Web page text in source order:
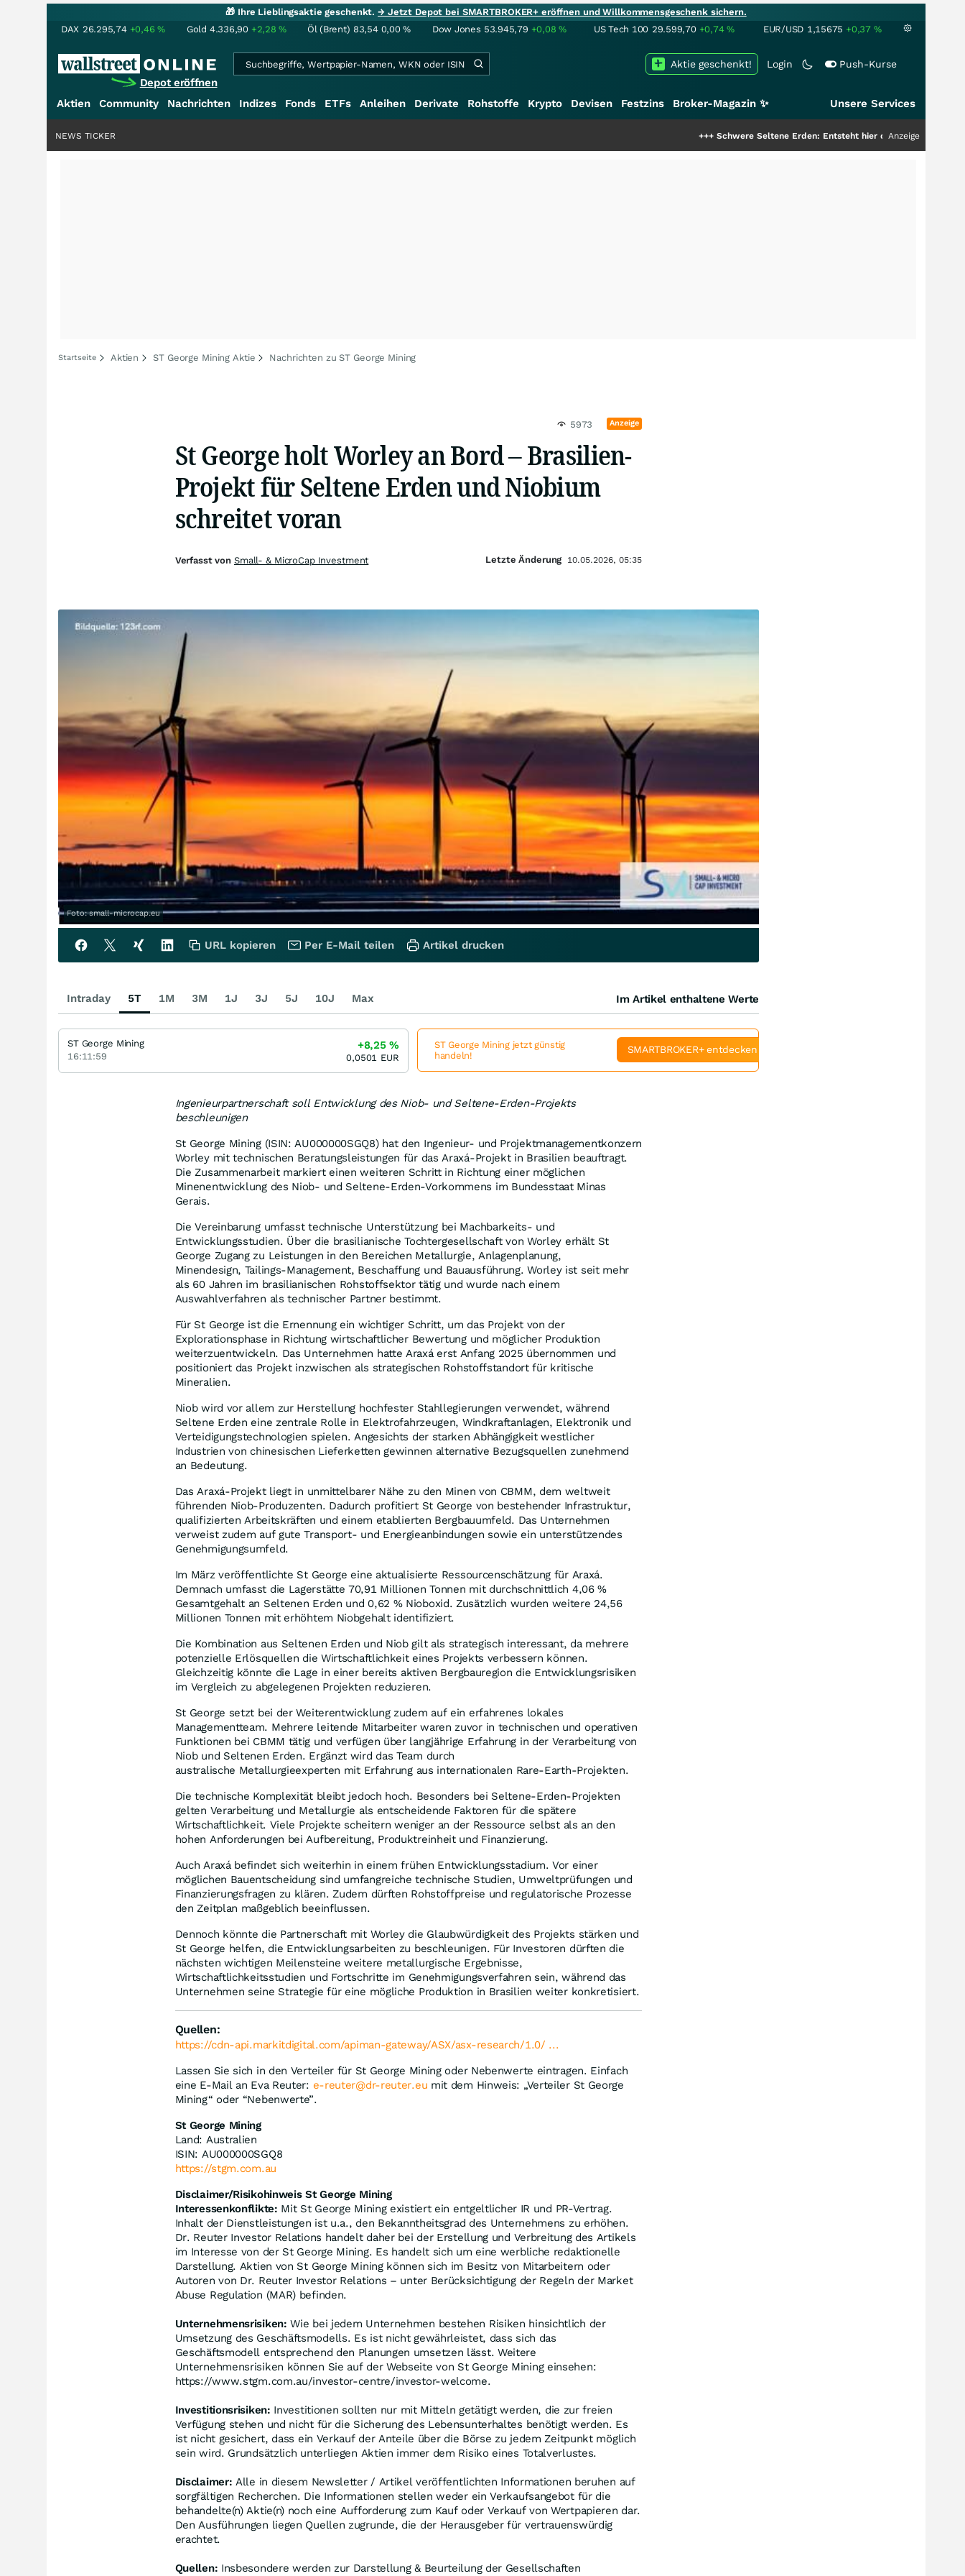
🎁 Ihre Lieblingsaktie geschenkt.→ Jetzt Depot bei SMARTBROKER+ eröffnen und Willkommensgeschenk sichern.
DAX 26.295,74 +0,46% Gold 4.336,90 +2,28% Öl (Brent) 83,54 0,00% Dow Jones 53.945,79 +0,08% US Tech 100 29.599,70 +0,74% EUR/USD 1,15675 +0,37 %
Depot eröffnen
Login Push-Kurse
Aktie geschenkt!
Aktien Community Nachrichten Indizes Fonds ETFs Anleihen Derivate Rohstoffe Krypto Devisen Festzins Broker-Magazin ✨ Unsere Services
Schwere Seltene Erden: Entsteht hier die nächste Milliardenstory?
Anzeige
NEWS TICKER
Startseite Aktien ST George Mining Aktie Nachrichten zu ST George Mining
5973 Anzeige
St George holt Worley an Bord – Brasilien-
Projekt für Seltene Erden und Niobium
schreitet voran
Foto: small-microcap.eu
Ingenieurpartnerschaft soll Entwicklung des Niob- und Seltene-Erden-Projekts
beschleunigen
St George Mining (ISIN: AU000000SGQ8) hat den Ingenieur- und Projektmanagementkonzern
Worley mit technischen Beratungsleistungen für das Araxá-Projekt in Brasilien beauftragt.
Die Zusammenarbeit markiert einen weiteren Schritt in Richtung einer möglichen
Minenentwicklung des Niob- und Seltene-Erden-Vorkommens im Bundesstaat Minas
Gerais.
Die Vereinbarung umfasst technische Unterstützung bei Machbarkeits- und
Entwicklungsstudien. Über die brasilianische Tochtergesellschaft von Worley erhält St
George Zugang zu Leistungen in den Bereichen Metallurgie, Anlagenplanung,
Minendesign, Tailings-Management, Beschaffung und Bauausführung. Worley ist seit mehr
als 60 Jahren im brasilianischen Rohstoffsektor tätig und wurde nach einem
Auswahlverfahren als technischer Partner bestimmt.
Für St George ist die Ernennung ein wichtiger Schritt, um das Projekt von der
Explorationsphase in Richtung wirtschaftlicher Bewertung und möglicher Produktion
weiterzuentwickeln. Das Unternehmen hatte Araxá erst Anfang 2025 übernommen und
positioniert das Projekt inzwischen als strategischen Rohstoffstandort für kritische
Mineralien.
Niob wird vor allem zur Herstellung hochfester Stahllegierungen verwendet, während
Seltene Erden eine zentrale Rolle in Elektrofahrzeugen, Windkraftanlagen, Elektronik und
Verteidigungstechnologien spielen. Angesichts der starken Abhängigkeit westlicher
Industrien von chinesischen Lieferketten gewinnen alternative Bezugsquellen zunehmend
an Bedeutung.
Das Araxá-Projekt liegt in unmittelbarer Nähe zu den Minen von CBMM, dem weltweit
führenden Niob-Produzenten. Dadurch profitiert St George von bestehender Infrastruktur,
qualifizierten Arbeitskräften und einem etablierten Bergbauumfeld. Das Unternehmen
verweist zudem auf gute Transport- und Energieanbindungen sowie ein unterstützendes
Genehmigungsumfeld.
Im März veröffentlichte St George eine aktualisierte Ressourcenschätzung für Araxá.
Demnach umfasst die Lagerstätte 70,91 Millionen Tonnen mit durchschnittlich 4,06 %
Gesamtgehalt an Seltenen Erden und 0,62 % Nioboxid. Zusätzlich wurden weitere 24,56
Millionen Tonnen mit erhöhtem Niobgehalt identifiziert.
Die Kombination aus Seltenen Erden und Niob gilt als strategisch interessant, da mehrere
potenzielle Erlösquellen die Wirtschaftlichkeit eines Projekts verbessern können.
Gleichzeitig könnte die Lage in einer bereits aktiven Bergbauregion die Entwicklungsrisiken
im Vergleich zu abgelegenen Projekten reduzieren.
St George setzt bei der Weiterentwicklung zudem auf ein erfahrenes lokales
Managementteam. Mehrere leitende Mitarbeiter waren zuvor in technischen und operativen
Funktionen bei CBMM tätig und verfügen über langjährige Erfahrung in der Verarbeitung von
Niob und Seltenen Erden. Ergänzt wird das Team durch
australische Metallurgieexperten mit Erfahrung aus internationalen Rare-Earth-Projekten.
Die technische Komplexität bleibt jedoch hoch. Besonders bei Seltene-Erden-Projekten
gelten Verarbeitung und Metallurgie als entscheidende Faktoren für die spätere
Wirtschaftlichkeit. Viele Projekte scheitern weniger an der Ressource selbst als an den
hohen Anforderungen bei Aufbereitung, Produktreinheit und Finanzierung.
Auch Araxá befindet sich weiterhin in einem frühen Entwicklungsstadium. Vor einer
möglichen Bauentscheidung sind umfangreiche technische Studien, Umweltprüfungen und
Finanzierungsfragen zu klären. Zudem dürften Rohstoffpreise und regulatorische Prozesse
den Zeitplan maßgeblich beeinflussen.
Dennoch könnte die Partnerschaft mit Worley die Glaubwürdigkeit des Projekts stärken und
St George helfen, die Entwicklungsarbeiten zu beschleunigen. Für Investoren dürften die
nächsten wichtigen Meilensteine weitere metallurgische Ergebnisse,
Wirtschaftlichkeitsstudien und Fortschritte im Genehmigungsverfahren sein, während das
Unternehmen seine Strategie für eine mögliche Produktion in Brasilien weiter konkretisiert.
Quellen:
https://cdn-api.markitdigital.com/apiman-gateway/ASX/asx-research/1.0/ ...
Lassen Sie sich in den Verteiler für St George Mining oder Nebenwerte eintragen. Einfach
eine E-Mail an Eva Reuter: e-reuter@dr-reuter.eu mit dem Hinweis: „Verteiler St George
Mining“ oder “Nebenwerte”.
St George Mining
Land: Australien
ISIN: AU000000SGQ8
https://stgm.com.au
Disclaimer/Risikohinweis St George Mining
Interessenkonflikte: Mit St George Mining existiert ein entgeltlicher IR und PR-Vertrag.
Inhalt der Dienstleistungen ist u.a., den Bekanntheitsgrad des Unternehmens zu erhöhen.
Dr. Reuter Investor Relations handelt daher bei der Erstellung und Verbreitung des Artikels
im Interesse von der St George Mining. Es handelt sich um eine werbliche redaktionelle
Darstellung. Aktien von St George Mining können sich im Besitz von Mitarbeitern oder
Autoren von Dr. Reuter Investor Relations – unter Berücksichtigung der Regeln der Market
Abuse Regulation (MAR) befinden.
Unternehmensrisiken: Wie bei jedem Unternehmen bestehen Risiken hinsichtlich der
Umsetzung des Geschäftsmodells. Es ist nicht gewährleistet, dass sich das
Geschäftsmodell entsprechend den Planungen umsetzen lässt. Weitere
Unternehmensrisiken können Sie auf der Webseite von St George Mining einsehen:
https://www.stgm.com.au/investor-centre/investor-welcome.
Investitionsrisiken: Investitionen sollten nur mit Mitteln getätigt werden, die zur freien
Verfügung stehen und nicht für die Sicherung des Lebensunterhaltes benötigt werden. Es
ist nicht gesichert, dass ein Verkauf der Anteile über die Börse zu jedem Zeitpunkt möglich
sein wird. Grundsätzlich unterliegen Aktien immer dem Risiko eines Totalverlustes.
Disclaimer: Alle in diesem Newsletter / Artikel veröffentlichten Informationen beruhen auf
sorgfältigen Recherchen. Die Informationen stellen weder ein Verkaufsangebot für die
behandelte(n) Aktie(n) noch eine Aufforderung zum Kauf oder Verkauf von Wertpapieren dar.
Den Ausführungen liegen Quellen zugrunde, die der Herausgeber für vertrauenswürdig
erachtet.
Quellen: Insbesondere werden zur Darstellung & Beurteilung der Gesellschaften
Verfasst von Small- & MicroCap Investment Letzte Änderung 10.05.2026, 05:35
URL kopieren Per E-Mail teilen Artikel drucken
Intraday 5T 1M 3M 1J 3J 5J 10J Max Im Artikel enthaltene Werte
ST George Mining
16:11:59
+8,25%
0,0501 EUR
ST George Mining jetzt günstig
handeln!
SMARTBROKER+ entdecken